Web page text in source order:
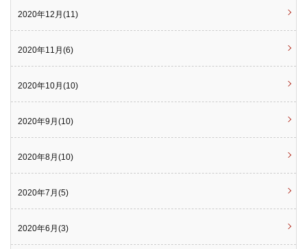
2020年12月(11)
2020年11月(6)
2020年10月(10)
2020年9月(10)
2020年8月(10)
2020年7月(5)
2020年6月(3)